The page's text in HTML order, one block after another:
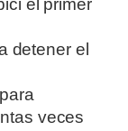
el primer
detener el
veces